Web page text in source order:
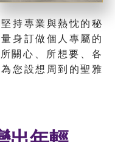
持專業與熱忱的秘
身訂做個人專屬的
關心、所想要、各
您設想周到的聖雅